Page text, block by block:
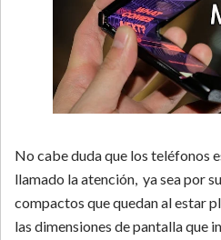
No cabe duda que los teléfonos
llamado la atención, ya sea por
compactos que quedan al estar
las dimensiones de pantalla que